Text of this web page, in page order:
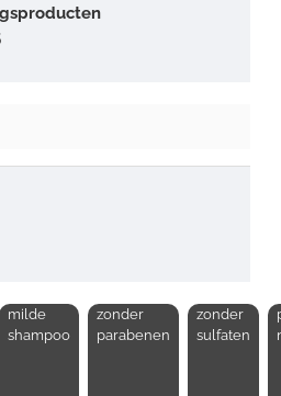
milde
shampoo
zonder
parabenen
zonder
sulfaten